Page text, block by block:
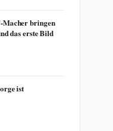
bringen
das erste Bild
ist